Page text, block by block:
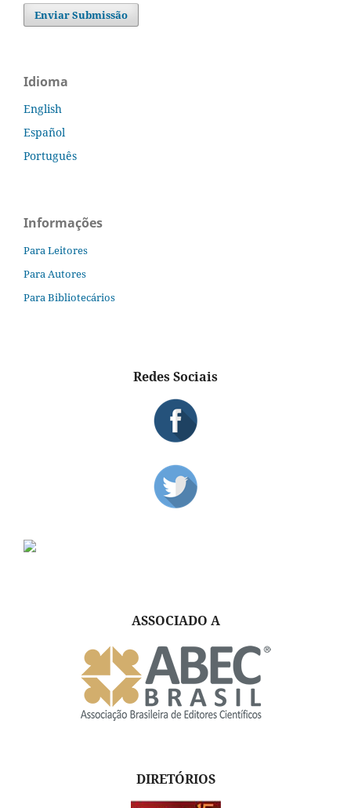
Enviar Submissão
Idioma
English
Español
Português
Informações
Para Leitores
Para Autores
Para Bibliotecários
Redes Sociais
ASSOCIADO A
DIRETÓRIOS